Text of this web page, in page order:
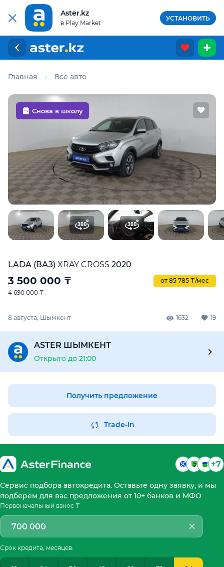
Aster.kz
в Play Market
УСТАНОВИТЬ
Главная Все авто
Снова в школу
Для этого авто доступен отчёт Aster Check
Предоставим подробную информацию об автомобиле:
техническое состояние, пробег, история осмотров,
юридическая проверка по базам РК и РФ
Купить отчёт за 1000₸
LADA (ВАЗ) XRAY CROSS 2020
3 500 000 ₸
от 85 785 ₸/мес
4 690 000 ₸
8 августа, Шымкент 1632 19
ASTER ШЫМКЕНТ
Открыто до 21:00
Получить предложение
Trade-In
+7
Сервис подбора автокредита. Оставьте одну заявку, и мы
подберём для вас предложения от 10+ банков и МФО
Первоначальный взнос ₸
Срок кредита, месяцев: